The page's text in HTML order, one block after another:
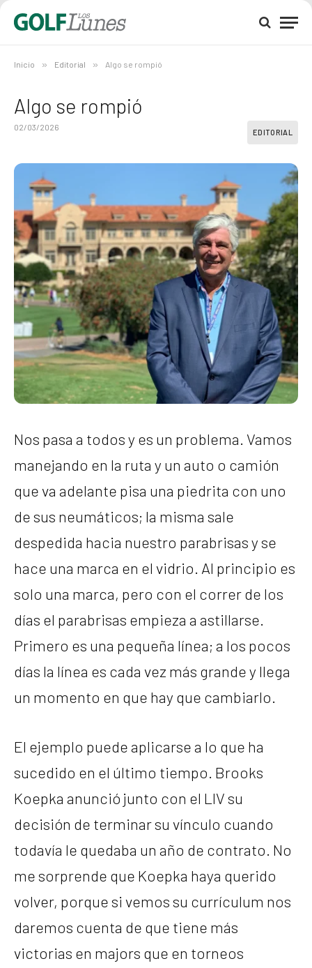
Inicio » Editorial » Algo se rompió
Algo se rompió
02/03/2026
EDITORIAL
Nos pasa a todos y es un problema. Vamos
manejando en la ruta y un auto o camión
que va adelante pisa una piedrita con uno
de sus neumáticos; la misma sale
despedida hacia nuestro parabrisas y se
hace una marca en el vidrio. Al principio es
solo una marca, pero con el correr de los
días el parabrisas empieza a astillarse.
Primero es una pequeña línea; a los pocos
días la línea es cada vez más grande y llega
un momento en que hay que cambiarlo.
El ejemplo puede aplicarse a lo que ha
sucedido en el último tiempo. Brooks
Koepka anunció junto con el LIV su
decisión de terminar su vínculo cuando
todavía le quedaba un año de contrato. No
me sorprende que Koepka haya querido
volver, porque si vemos su currículum nos
daremos cuenta de que tiene más
victorias en majors que en torneos